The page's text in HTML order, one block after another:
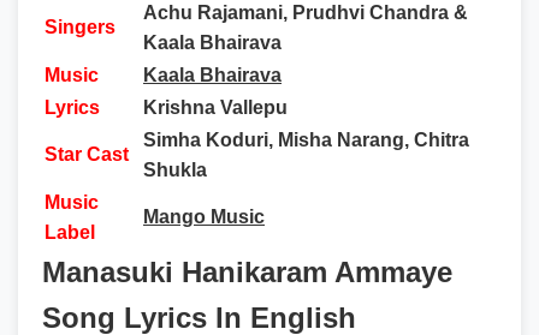
Singers
Achu Rajamani, Prudhvi Chandra &
Kaala Bhairava
Music
Kaala Bhairava
Lyrics
Krishna Vallepu
Star Cast
Simha Koduri, Misha Narang, Chitra
Shukla
Music
Label
Mango Music
Manasuki Hanikaram Ammaye
Song Lyrics In English